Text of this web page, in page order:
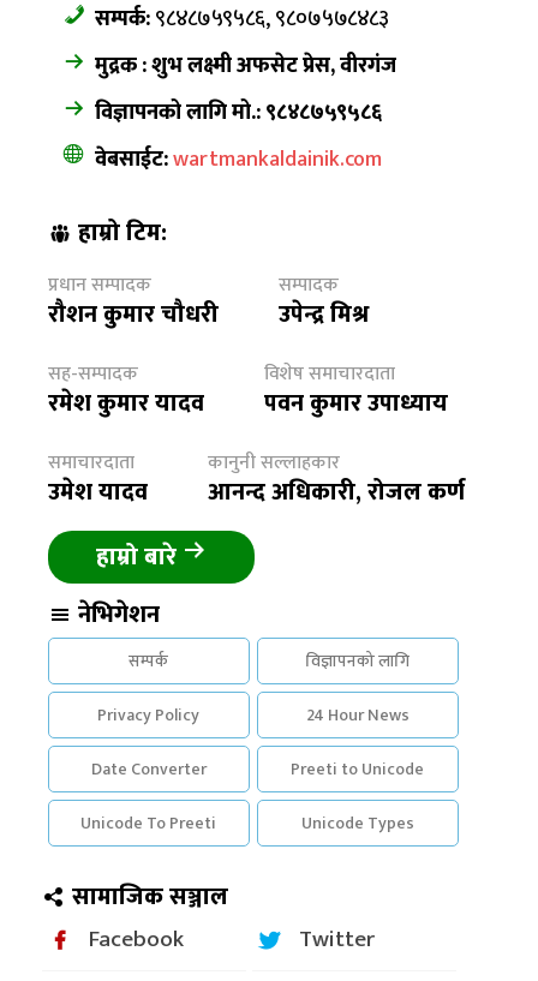
सम्पर्क:९८४८७५९५८६, ९८०७५७८४८३
मुद्रक : शुभ लक्ष्मी अफसेट प्रेस, वीरगंज
विज्ञापनको लागि मो.: ९८४८७५९५८६
वेबसाईट:wartmankaldainik.com
हाम्रो टिम:
प्रधान सम्पादक
रौशन कुमार चौधरी
सम्पादक
उपेन्द्र मिश्र
सह-सम्पादक
रमेश कुमार यादव
विशेष समाचारदाता
पवन कुमार उपाध्याय
समाचारदाता
उमेश यादव
कानुनी सल्लाहकार
आनन्द अधिकारी, रोजल कर्ण
हाम्रो बारे
नेभिगेशन
सम्पर्क
विज्ञापनको लागि
Privacy Policy
24 Hour News
Date Converter
Preeti to Unicode
Unicode To Preeti
Unicode Types
सामाजिक सञ्जाल
Facebook Twitter